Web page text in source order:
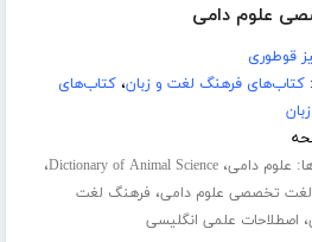
علوم دامی
قوطوری
کتاب‌های فرهنگ لغت و زبان،کتاب‌های
علوم دامی،Dictionary of Animal Science،
تخصصی علوم دامی، فرهنگ لغت
، اصطلاحات علمی انگلیسی